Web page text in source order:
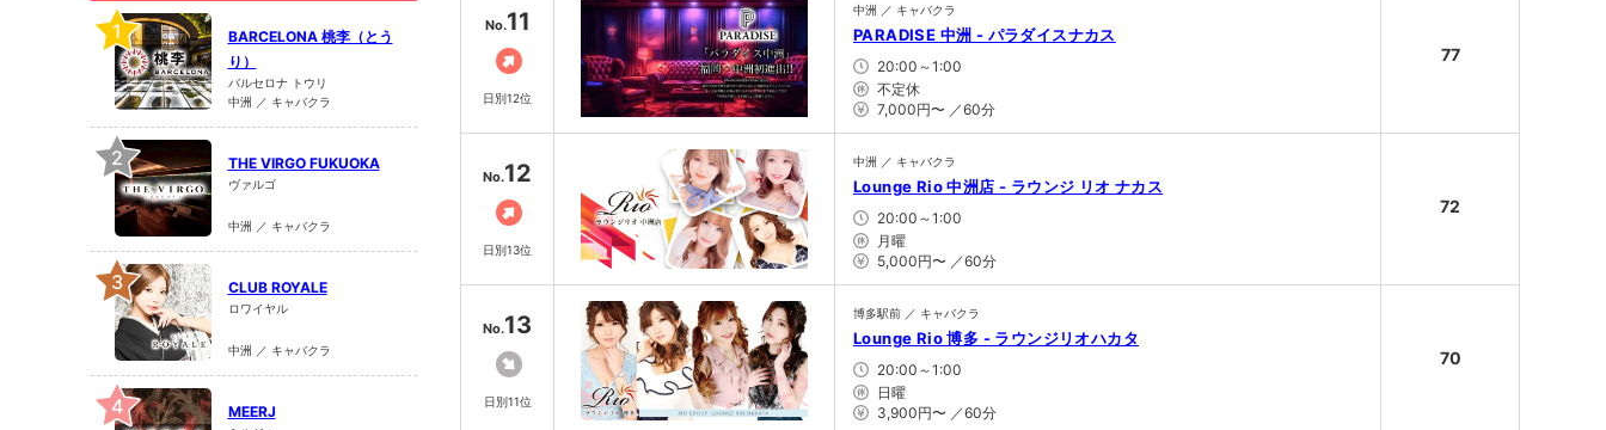
No.11
日別12位
中洲 ／ キャバクラ
PARADISE 中洲 - パラダイスナカス
20:00～1:00
不定休
7,000円〜 ／60分
77
No.12
日別13位
中洲 ／ キャバクラ
Lounge Rio 中洲店 - ラウンジ リオ ナカス
20:00～1:00
月曜
5,000円〜 ／60分
72
No.13
日別11位
博多駅前 ／ キャバクラ
Lounge Rio 博多 - ラウンジリオハカタ
20:00～1:00
日曜
3,900円〜 ／60分
70
1
BARCELONA 桃李（とう
り）
バルセロナ トウリ
中洲 ／ キャバクラ
2 THE VIRGO FUKUOKA
ヴァルゴ
中洲 ／ キャバクラ
3 CLUB ROYALE
ロワイヤル
中洲 ／ キャバクラ
4 MEERJ